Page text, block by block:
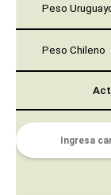
Peso
Peso Chileno